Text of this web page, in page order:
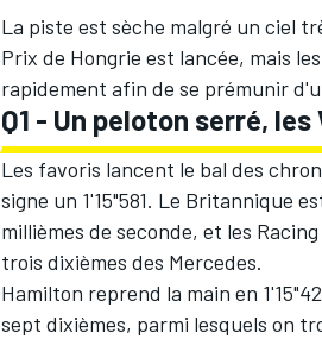
WEC
La piste est sèche malgré un ciel
Prix de Hongrie est lancée, mais
rapidement afin de se prémunir
Q1 - Un peloton serré, les
Les favoris lancent le bal des
signe un 1'15"581. Le Britannique
millièmes de seconde, et les
trois dixièmes des Mercedes.
Hamilton reprend la main en
sept dixièmes, parmi lesquels on